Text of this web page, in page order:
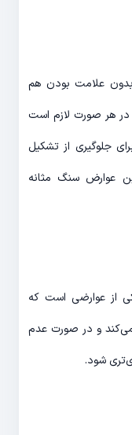
علامت بودن هم
در هر صورت لازم است
جلوگیری از تشکیل
عوارض سنگ مثانه
از عوارضی است که
می‌کند و در صورت عدم
شود.